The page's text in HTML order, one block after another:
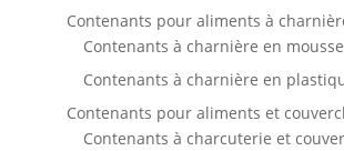
produit
Contenants pour aliments à
Contenants à charnière en mousse
Contenants à charnière en
Contenants pour aliments et
Contenants à charcuterie et